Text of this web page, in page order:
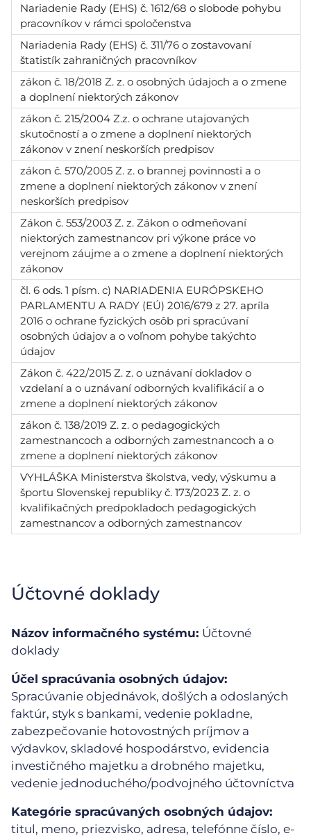
Nariadenie Rady (EHS) č. 1612/68 o slobode pohybu
pracovníkov v rámci spoločenstva
Nariadenia Rady (EHS) č. 311/76 o zostavovaní
štatistík zahraničných pracovníkov
zákon č. 18/2018 Z. z. o osobných údajoch a o zmene
a doplnení niektorých zákonov
zákon č. 215/2004 Z.z. o ochrane utajovaných
skutočností a o zmene a doplnení niektorých
zákonov v znení neskorších predpisov
zákon č. 570/2005 Z. z. o brannej povinnosti a o
zmene a doplnení niektorých zákonov v znení
neskorších predpisov
Zákon č. 553/2003 Z. z. Zákon o odmeňovaní
niektorých zamestnancov pri výkone práce vo
verejnom záujme a o zmene a doplnení niektorých
zákonov
čl. 6 ods. 1 písm. c) NARIADENIA EURÓPSKEHO
PARLAMENTU A RADY (EÚ) 2016/679 z 27. apríla
2016 o ochrane fyzických osôb pri spracúvaní
osobných údajov a o voľnom pohybe takýchto
údajov
Zákon č. 422/2015 Z. z. o uznávaní dokladov o
vzdelaní a o uznávaní odborných kvalifikácií a o
zmene a doplnení niektorých zákonov
zákon č. 138/2019 Z. z. o pedagogických
zamestnancoch a odborných zamestnancoch a o
zmene a doplnení niektorých zákonov
VYHLÁŠKA Ministerstva školstva, vedy, výskumu a
športu Slovenskej republiky č. 173/2023 Z. z. o
kvalifikačných predpokladoch pedagogických
zamestnancov a odborných zamestnancov
Účtovné doklady
Názov informačného systému: Účtovné
doklady
Účel spracúvania osobných údajov:
Spracúvanie objednávok, došlých a odoslaných
faktúr, styk s bankami, vedenie pokladne,
zabezpečovanie hotovostných príjmov a
výdavkov, skladové hospodárstvo, evidencia
investičného majetku a drobného majetku,
vedenie jednoduchého/podvojného účtovníctva
Kategórie spracúvaných osobných údajov:
titul, meno, priezvisko, adresa, telefónne číslo, e-